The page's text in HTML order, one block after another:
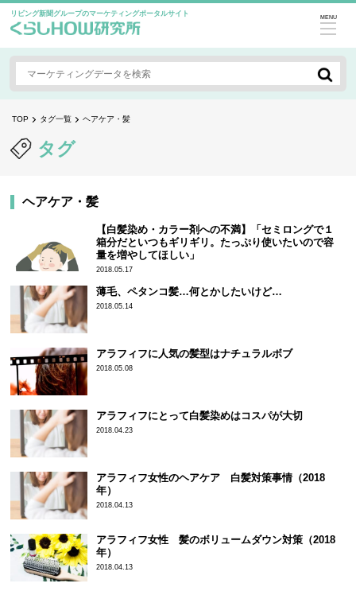
リビング新聞グループのマーケティングポータルサイト MENU
TOP タグ一覧 ヘアケア・髪
タグ
ヘアケア・髪
【白髪染め・カラー剤への不満】「セミロングで１
箱分だといつもギリギリ。たっぷり使いたいので容
量を増やしてほしい」
2018.05.17
薄毛、ペタンコ髪…何とかしたいけど…
2018.05.14
アラフィフに人気の髪型はナチュラルボブ
2018.05.08
アラフィフにとって白髪染めはコスパが大切
2018.04.23
アラフィフ女性のヘアケア 白髪対策事情（2018
年）
2018.04.13
アラフィフ女性 髪のボリュームダウン対策（2018
年）
2018.04.13